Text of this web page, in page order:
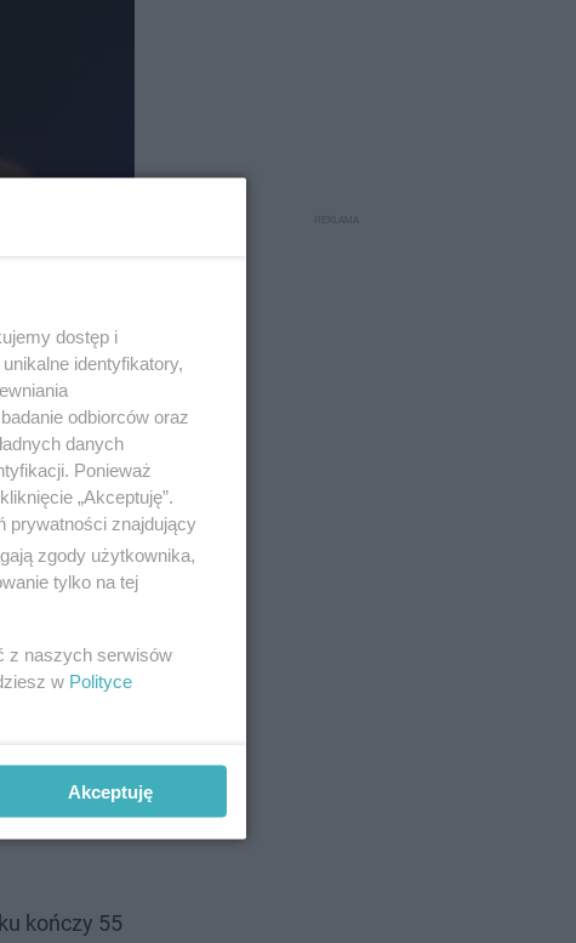
kończy 55
dostęp i
identyfikatory,
odbiorców oraz
danych
Ponieważ
„Akceptuję”.
prywatności znajdujący
zgody użytkownika,
tylko na tej
z naszych serwisów
w Polityce
Akceptuję